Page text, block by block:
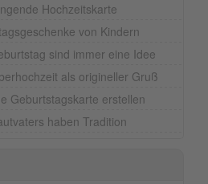
Hochzeitskarte
von Kindern
sind immer eine Idee
als origineller Gruß
Geburtstagskarte erstellen
haben Tradition